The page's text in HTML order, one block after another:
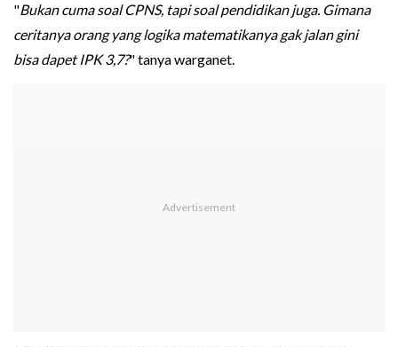
"Bukan cuma soal CPNS, tapi soal pendidikan juga. Gimana
ceritanya orang yang logika matematikanya gak jalan gini
bisa dapet IPK 3,7?" tanya warganet.